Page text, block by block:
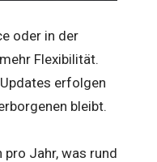
oder in der
Flexibilität.
erfolgen
bleibt.
Jahr, was rund